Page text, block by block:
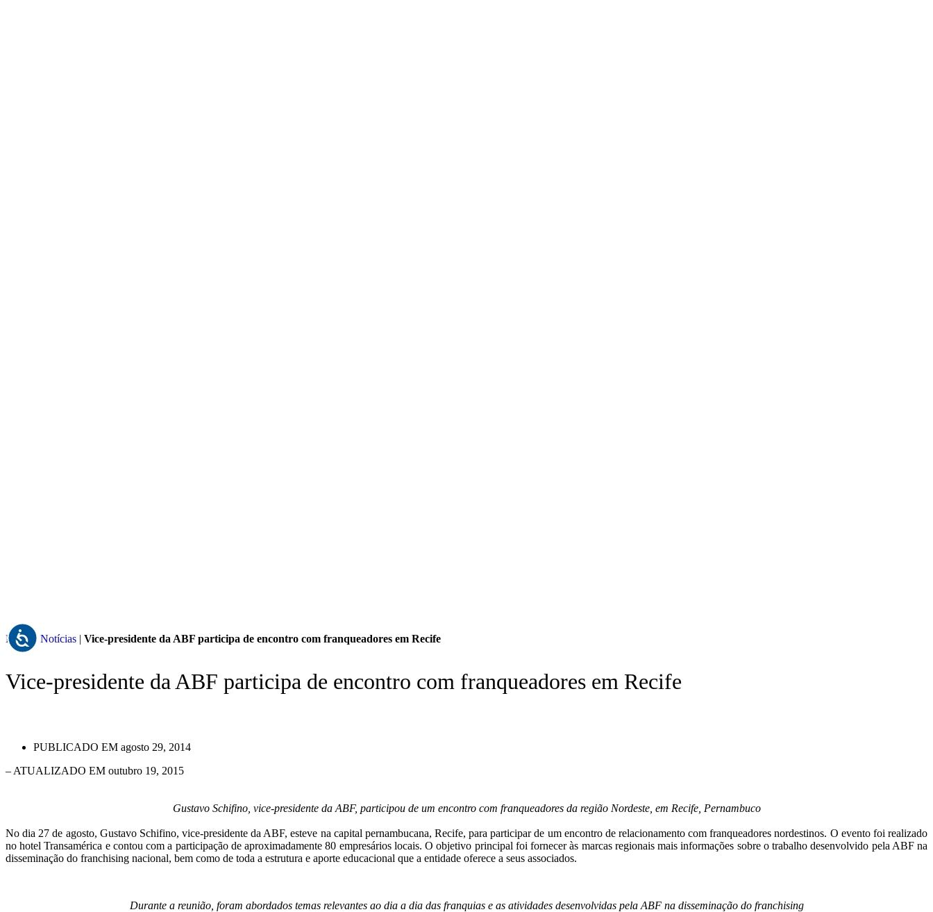
Home | Notícias | Vice-presidente da ABF participa de encontro com franqueadores em Recife
Vice-presidente da ABF participa de encontro com franqueadores em Recife
PUBLICADO EM agosto 29, 2014
– ATUALIZADO EM outubro 19, 2015
Gustavo Schifino, vice-presidente da ABF, participou de um encontro com franqueadores da região Nordeste, em Recife, Pernambuco
No dia 27 de agosto, Gustavo Schifino, vice-presidente da ABF, esteve na capital pernambucana, Recife, para participar de um encontro de relacionamento com franqueadores nordestinos. O evento foi realizado
no hotel Transamérica e contou com a participação de aproximadamente 80 empresários locais. O objetivo principal foi fornecer às marcas regionais mais informações sobre o trabalho desenvolvido pela ABF na
disseminação do franchising nacional, bem como de toda a estrutura e aporte educacional que a entidade oferece a seus associados.
Durante a reunião, foram abordados temas relevantes ao dia a dia das franquias e as atividades desenvolvidas pela ABF na disseminação do franchising